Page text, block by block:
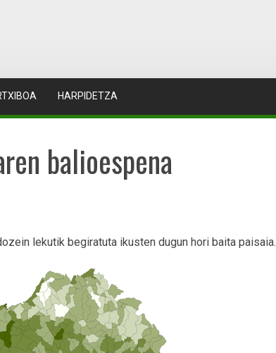
HARPIDETZA
balioespena
lekutik begiratuta ikusten dugun hori baita paisaia.